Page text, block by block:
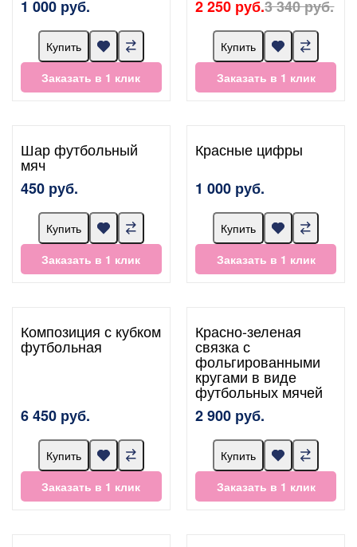
1 000 руб.
Купить
Заказать в 1 клик
2 250 руб.3 340 руб.
Купить
Заказать в 1 клик
Шар футбольный
мяч
450 руб.
Купить
Заказать в 1 клик
Красные цифры
1 000 руб.
Купить
Заказать в 1 клик
Композиция с кубком
футбольная
6 450 руб.
Купить
Заказать в 1 клик
Красно-зеленая
связка с
фольгированными
кругами в виде
футбольных мячей
2 900 руб.
Купить
Заказать в 1 клик